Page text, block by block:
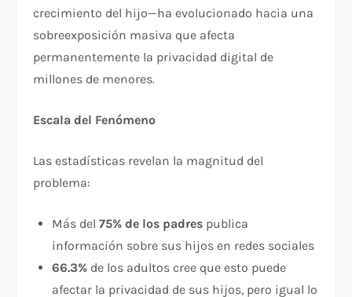
crecimiento del hijo—ha evolucionado hacia una
sobreexposición masiva que afecta
permanentemente la privacidad digital de
millones de menores.​
Escala del Fenómeno
Las estadísticas revelan la magnitud del
problema:​
Más del75% de los padres publica
información sobre sus hijos en redes sociales
66.3% de los adultos cree que esto puede
afectar la privacidad de sus hijos, pero igual lo